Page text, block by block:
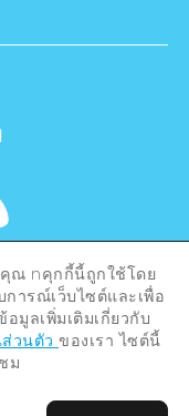
/
City .
คุณ nคุกกี้นี้ถูกใช้โดย
ารณ์เว็บไซต์และเพื่อ
มูลเพิ่มเติมเกี่ยวกับ
ส่วนตัวของเรา ไซต์นี้
ม